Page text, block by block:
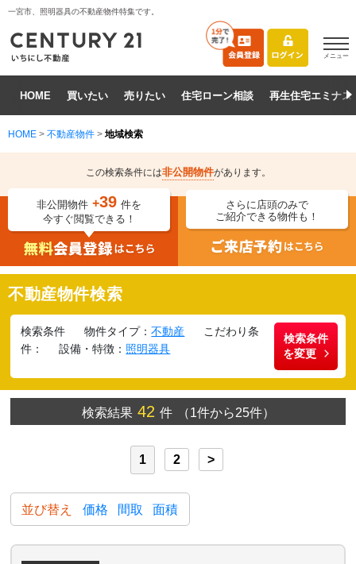
一宮市、照明器具の不動産物件特集です。
メニュー
HOME 買いたい 売りたい 住宅ローン相談 再生住宅エミナス
HOME > 不動産物件 > 地域検索
この検索条件には非公開物件があります。
非公開物件 +39 件を
今すぐ閲覧できる！
さらに店頭のみで
ご紹介できる物件も！
不動産物件検索
検索条件 物件タイプ：不動産
こだわり条
件：
設備・特徴： 照明器具
検索条件
を変更
検索結果42 件 （1件から25件）
1 2 >
並び替え 価格 間取 面積